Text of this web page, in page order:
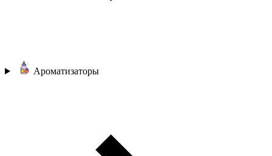
Ароматизаторы